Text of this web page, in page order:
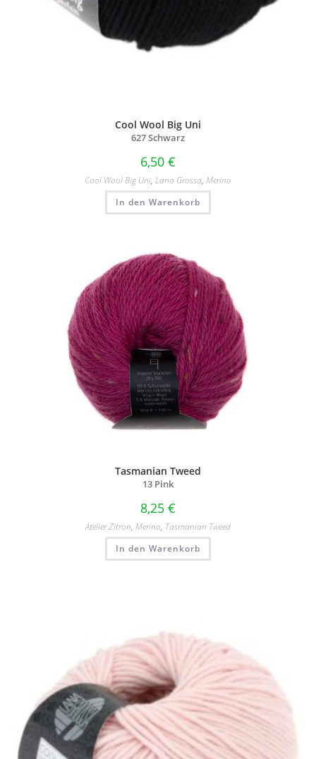
Cool Wool Big Uni
627 Schwarz
6,50 €
Cool Wool Big Uni, Lana Grossa, Merino
In den Warenkorb
Tasmanian Tweed
13 Pink
8,25 €
Atelier Zitron, Merino, Tasmanian Tweed
In den Warenkorb